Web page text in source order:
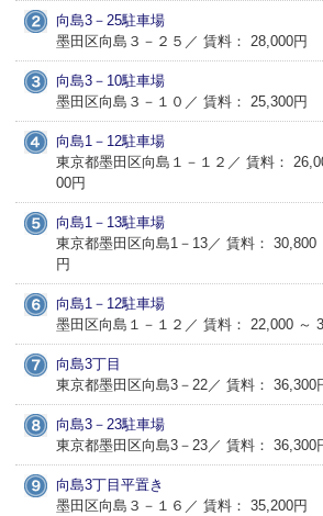
向島3－25駐車場
墨田区向島３－２５／ 賃料： 28,000円
向島3－10駐車場
墨田区向島３－１０／ 賃料： 25,300円
向島1－12駐車場
東京都墨田区向島１－１２／ 賃料：
00円
向島1－13駐車場
東京都墨田区向島1－13／ 賃料： 30,800
円
向島1－12駐車場
墨田区向島１－１２／ 賃料： 22,000 ～
向島3丁目
東京都墨田区向島3－22／ 賃料： 36,300
向島3－23駐車場
東京都墨田区向島3－23／ 賃料： 36,300
向島3丁目平置き
墨田区向島３－１６／ 賃料： 35,200円